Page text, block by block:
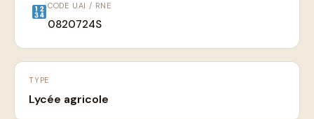
CODE UAI / RNE
0820724S
TYPE
Lycée agricole